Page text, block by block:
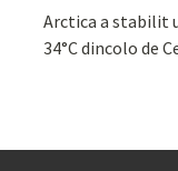
Arctica a stabilit
34°C dincolo de